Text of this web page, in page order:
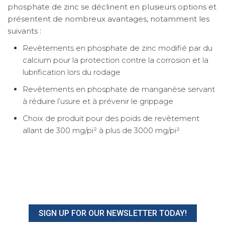
phosphate de zinc se déclinent en plusieurs options et
présentent de nombreux avantages, notamment les
suivants :
Revêtements en phosphate de zinc modifié par du
calcium pour la protection contre la corrosion et la
lubrification lors du rodage
Revêtements en phosphate de manganèse servant
à réduire l’usure et à prévenir le grippage
Choix de produit pour des poids de revêtement
allant de 300 mg/pi² à plus de 3000 mg/pi²
SIGN UP FOR OUR NEWSLETTER TODAY!